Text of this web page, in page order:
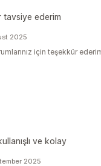
tavsiye ederim
2025
için teşekkür
ve kolay
2025